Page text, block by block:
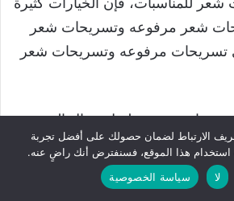
شعر مرفوعه وتسريحات شعر
تسريحات مرفوعه وتسريحات شعر
وتساريح شعر طويل جمال الشعر
عند اعتماد تسريحات شعر ناعمة
شعر قصير بالصور
فخمه.
الارتباط لضمان حصولك على أفضل تجربة
استخدام هذا الموقع، فسنفترض أنك راضٍ عنه.
لا سياسة الخصوصية